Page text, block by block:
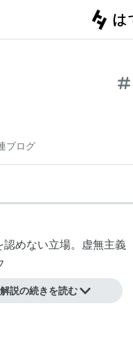
ブログ
認めない立場。虚無主義
解説の続きを読む